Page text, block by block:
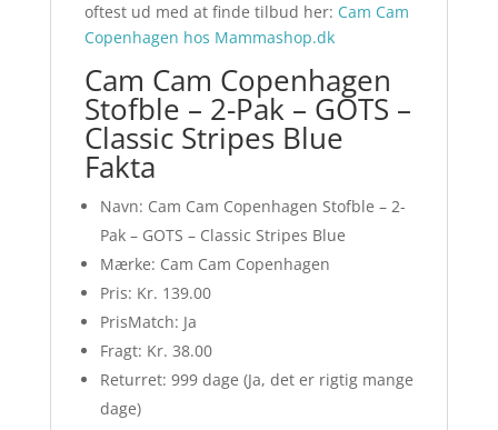
oftest ud med at finde tilbud her: Cam Cam
Copenhagen hos Mammashop.dk
Cam Cam Copenhagen
Stofble – 2-Pak – GOTS –
Classic Stripes Blue
Fakta
Navn: Cam Cam Copenhagen Stofble – 2-
Pak – GOTS – Classic Stripes Blue
Mærke: Cam Cam Copenhagen
Pris: Kr. 139.00
PrisMatch: Ja
Fragt: Kr. 38.00
Returret: 999 dage (Ja, det er rigtig mange
dage)